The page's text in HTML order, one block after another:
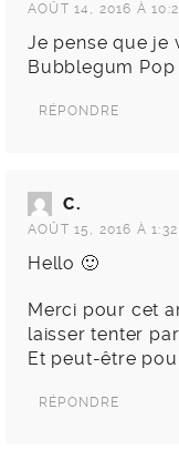
AOÛT 14, 2016 À
Je pense que je
Bubblegum Pop
RÉPONDRE
C.
AOÛT 15, 2016 À 1:32
Hello 🙂
Merci pour cet
laisser tenter
Et peut-être
RÉPONDRE